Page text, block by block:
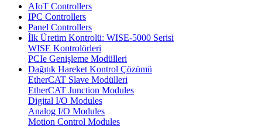
AIoT Controllers
IPC Controllers
Panel Controllers
İlk Üretim Kontrolü: WISE-5000 Serisi
WISE Kontrolörleri
PCIe Genişleme Modülleri
Dağıtık Hareket Kontrol Çözümü
EtherCAT Slave Modülleri
EtherCAT Junction Modules
Digital I/O Modules
Analog I/O Modules
Motion Control Modules